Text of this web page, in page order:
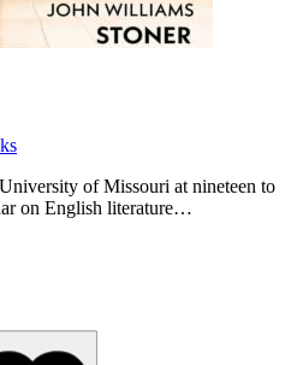
of Missouri at nineteen to
on English literature…